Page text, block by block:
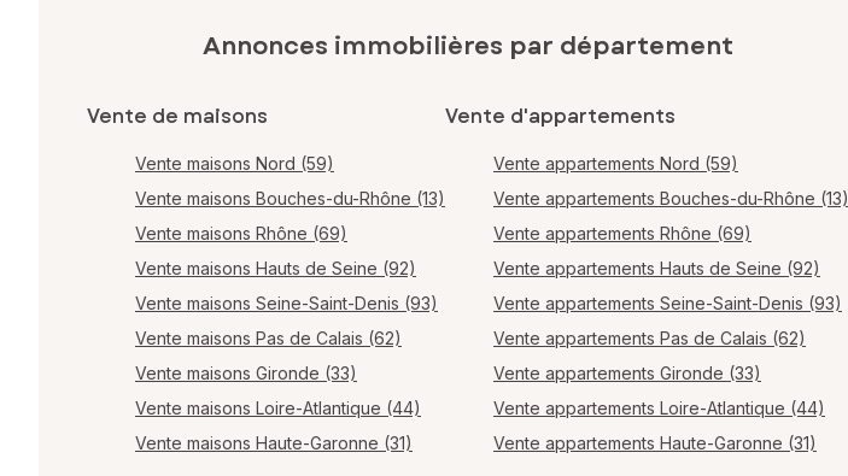
Annonces immobilières par département
Vente de maisons
Vente maisons Nord (59)
Vente maisons Bouches-du-Rhône (13)
Vente maisons Rhône (69)
Vente maisons Hauts de Seine (92)
Vente maisons Seine-Saint-Denis (93)
Vente maisons Pas de Calais (62)
Vente maisons Gironde (33)
Vente maisons Loire-Atlantique (44)
Vente maisons Haute-Garonne (31)
Vente d'appartements
Vente appartements Nord (59)
Vente appartements Bouches-du-Rhône (13)
Vente appartements Rhône (69)
Vente appartements Hauts de Seine (92)
Vente appartements Seine-Saint-Denis (93)
Vente appartements Pas de Calais (62)
Vente appartements Gironde (33)
Vente appartements Loire-Atlantique (44)
Vente appartements Haute-Garonne (31)